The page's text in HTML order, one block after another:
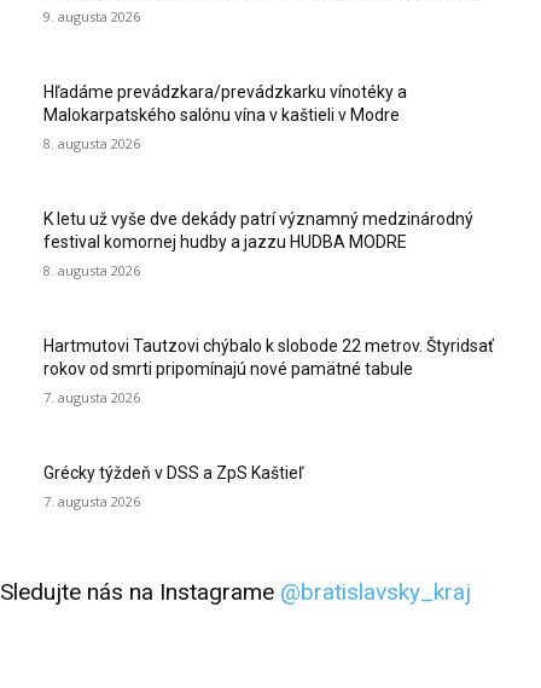
9. augusta 2026
Hľadáme prevádzkara/prevádzkarku vínotéky a
Malokarpatského salónu vína v kaštieli v Modre
8. augusta 2026
K letu už vyše dve dekády patrí významný medzinárodný
festival komornej hudby a jazzu HUDBA MODRE
8. augusta 2026
Hartmutovi Tautzovi chýbalo k slobode 22 metrov. Štyridsať
rokov od smrti pripomínajú nové pamätné tabule
7. augusta 2026
Grécky týždeň v DSS a ZpS Kaštieľ
7. augusta 2026
Sledujte nás na Instagrame @bratislavsky_kraj